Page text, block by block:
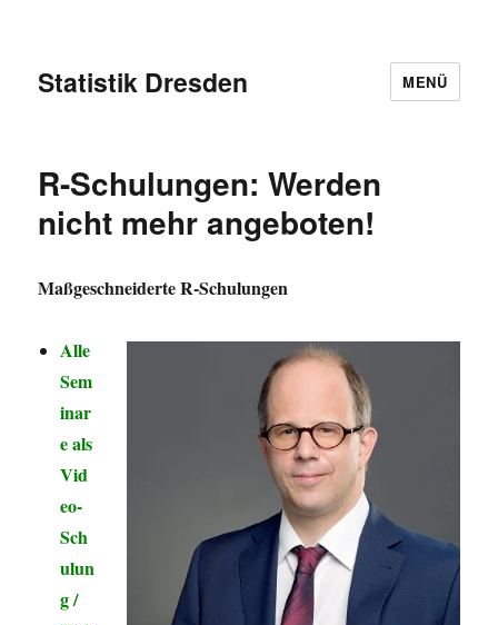
Statistik Dresden MENÜ
R-Schulungen: Werden
nicht mehr angeboten!
Maßgeschneiderte R-Schulungen
Alle
Sem
inar
e als
Vid
eo-
Sch
ulun
g /